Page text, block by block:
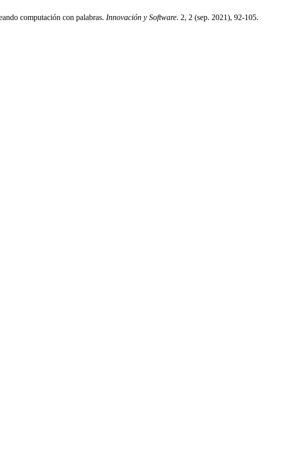
computación con palabras. Innovación y Software. 2, 2 (sep. 2021), 92-105.